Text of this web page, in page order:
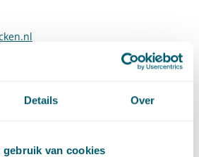
Details Over
gebruik van cookies
profiel van Lauree Jager